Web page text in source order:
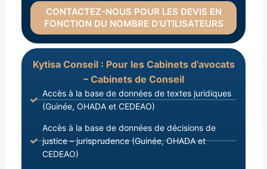
CONTACTEZ-NOUS POUR LES DEVIS EN
FONCTION DU NOMBRE D’UTILISATEURS
Kytisa Conseil : Pour les Cabinets d’avocats
– Cabinets de Conseil
Accès à la base de données de textes juridiques
(Guinée, OHADA et CEDEAO)
Accès à la base de données de décisions de
justice – jurisprudence (Guinée, OHADA et
CEDEAO)